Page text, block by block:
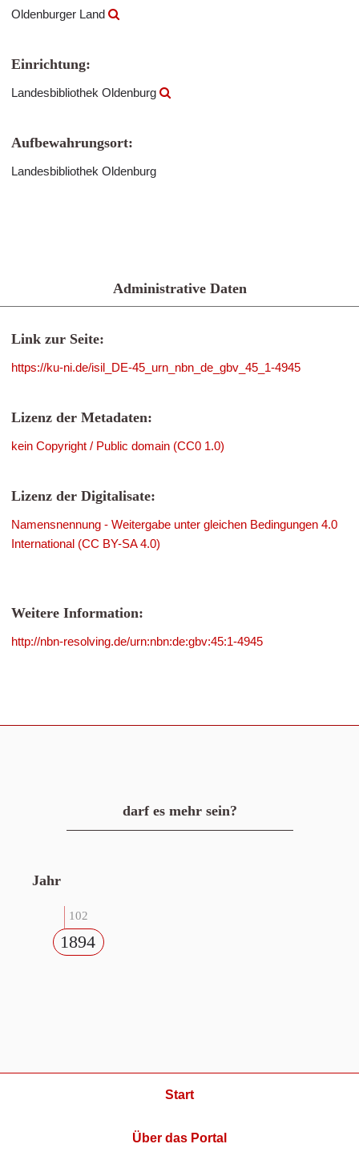
Oldenburger Land
Einrichtung:
Landesbibliothek Oldenburg
Aufbewahrungsort:
Landesbibliothek Oldenburg
Administrative Daten
Link zur Seite:
https://ku-ni.de/isil_DE-45_urn_nbn_de_gbv_45_1-4945
Lizenz der Metadaten:
kein Copyright / Public domain (CC0 1.0)
Lizenz der Digitalisate:
Namensnennung - Weitergabe unter gleichen Bedingungen 4.0
International (CC BY-SA 4.0)
Weitere Information:
http://nbn-resolving.de/urn:nbn:de:gbv:45:1-4945
darf es mehr sein?
Jahr
102
1894
Start
Über das Portal